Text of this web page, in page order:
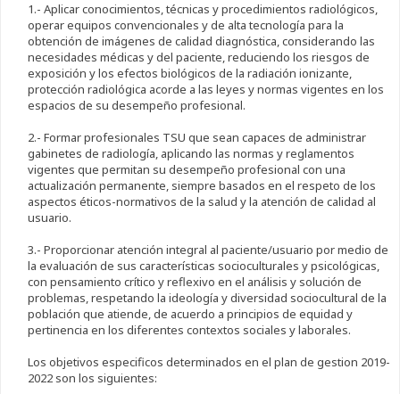
1.- Aplicar conocimientos, técnicas y procedimientos radiológicos,
operar equipos convencionales y de alta tecnología para la
obtención de imágenes de calidad diagnóstica, considerando las
necesidades médicas y del paciente, reduciendo los riesgos de
exposición y los efectos biológicos de la radiación ionizante,
protección radiológica acorde a las leyes y normas vigentes en los
espacios de su desempeño profesional.
2.- Formar profesionales TSU que sean capaces de administrar
gabinetes de radiología, aplicando las normas y reglamentos
vigentes que permitan su desempeño profesional con una
actualización permanente, siempre basados en el respeto de los
aspectos éticos-normativos de la salud y la atención de calidad al
usuario.
3.- Proporcionar atención integral al paciente/usuario por medio de
la evaluación de sus características socioculturales y psicológicas,
con pensamiento crítico y reflexivo en el análisis y solución de
problemas, respetando la ideología y diversidad sociocultural de la
población que atiende, de acuerdo a principios de equidad y
pertinencia en los diferentes contextos sociales y laborales.
Los objetivos especificos determinados en el plan de gestion 2019-
2022 son los siguientes: